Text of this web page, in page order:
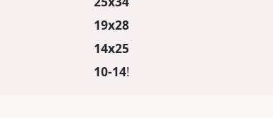
19x28
14x25
10-14!